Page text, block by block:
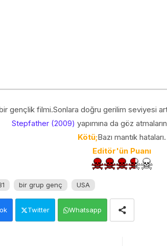
gençlik filmi.Sonlara doğru gerilim seviyesi
Stepfather (2009) yapımına da göz
Kötü;Bazı mantık hataları.
Editör'ün Puanı
bir grup genç USA
Twitter Whatsapp